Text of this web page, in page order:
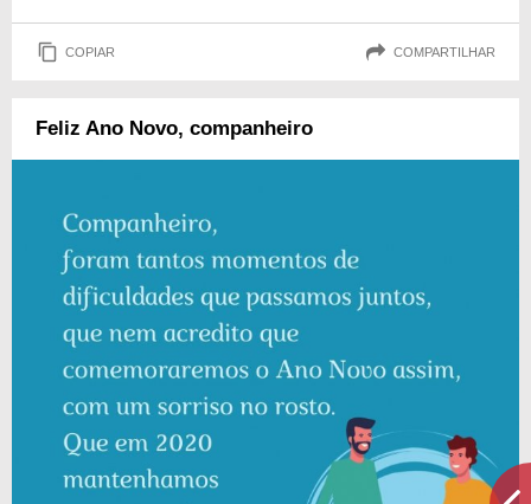
COPIAR COMPARTILHAR
Feliz Ano Novo, companheiro